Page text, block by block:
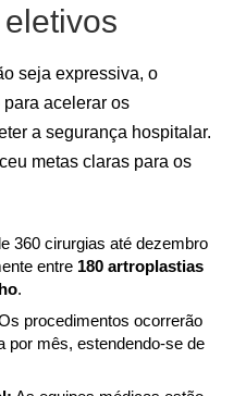
seja expressiva, o
acelerar os
a segurança hospitalar.
metas claras para os
360 cirurgias até dezembro
entre 180 artroplastias
.
procedimentos ocorrerão
por mês, estendendo-se de